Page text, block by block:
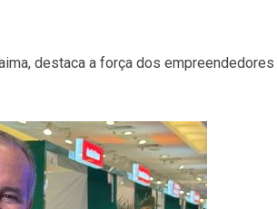
destaca a força dos empreendedores